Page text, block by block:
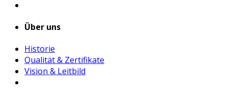
Über uns
Historie
Qualität & Zertifikate
Vision & Leitbild